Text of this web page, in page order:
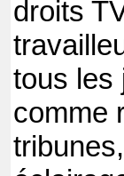
droits
tous les
comme